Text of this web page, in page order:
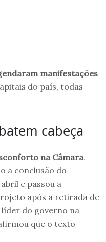
manifestações
do país, todas
cabeça
na Câmara.
a conclusão do
e passou a
após a retirada de
do governo na
que o texto